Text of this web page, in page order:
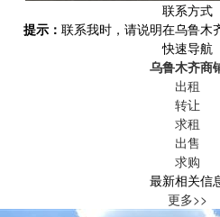
联系方式
提示： 联系我时，请说明在乌鲁木
快速导航
乌鲁木齐商
出租
转让
求租
出售
求购
最新相关信
更多>>